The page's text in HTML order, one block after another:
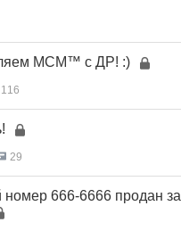
МСМ™ с ДР! :)
116
29
666-6666 продан за